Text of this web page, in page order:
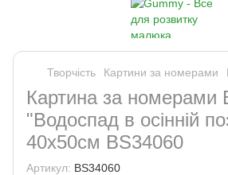
Творчість Картини за номерами
Картина за номерами
"Водоспад в осінній
40х50см BS34060
Артикул: BS34060